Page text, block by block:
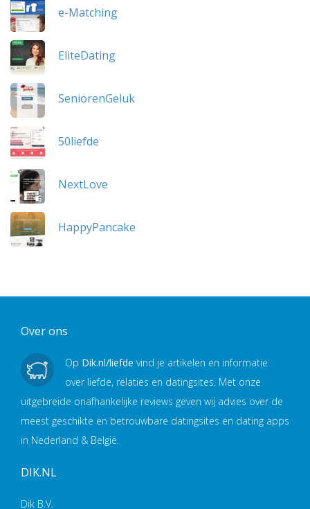
e-Matching
EliteDating
SeniorenGeluk
50liefde
NextLove
HappyPancake
Over ons
Op Dik.nl/liefde vind je artikelen en informatie
over liefde, relaties en datingsites. Met onze
uitgebreide onafhankelijke reviews geven wij advies over de
meest geschikte en betrouwbare datingsites en dating apps
in Nederland & België.
DIK.NL
Dik B.V.